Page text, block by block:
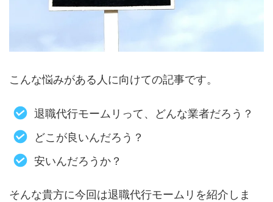
こんな悩みがある人に向けての記事です。
退職代行モームリって、どんな業者だろう？
どこが良いんだろう？
安いんだろうか？
そんな貴方に今回は退職代行モームリを紹介しま